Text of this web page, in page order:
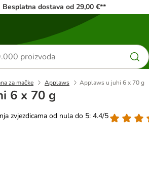
Besplatna dostava od 29,00 €**
za mačke Applaws Applaws u juhi 6 x 70 g
6 x 70 g
zvjezdicama od nula do 5: 4.4/5